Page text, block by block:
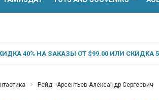
40% НА ЗАКАЗЫ ОТ $99.00 ИЛИ СКИДКА
Рейд - Арсентьев Александр Сергеевич